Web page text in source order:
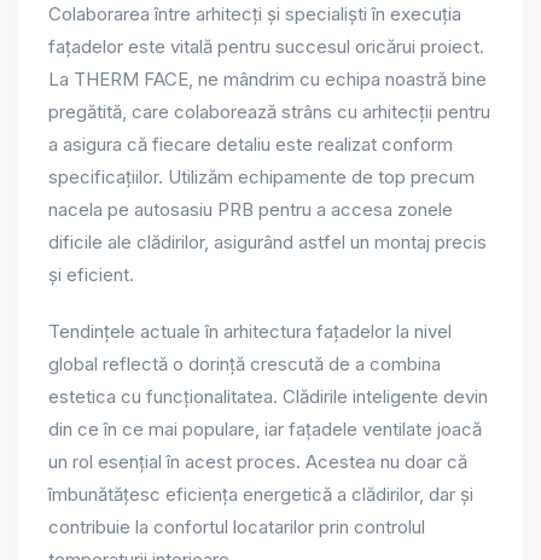
Colaborarea între arhitecți și specialiști în execuția
fațadelor este vitală pentru succesul oricărui proiect.
La THERM FACE, ne mândrim cu echipa noastră bine
pregătită, care colaborează strâns cu arhitecții pentru
a asigura că fiecare detaliu este realizat conform
specificațiilor. Utilizăm echipamente de top precum
nacela pe autosasiu PRB pentru a accesa zonele
dificile ale clădirilor, asigurând astfel un montaj precis
și eficient.
Tendințele actuale în arhitectura fațadelor la nivel
global reflectă o dorință crescută de a combina
estetica cu funcționalitatea. Clădirile inteligente devin
din ce în ce mai populare, iar fațadele ventilate joacă
un rol esențial în acest proces. Acestea nu doar că
îmbunătățesc eficiența energetică a clădirilor, dar și
contribuie la confortul locatarilor prin controlul